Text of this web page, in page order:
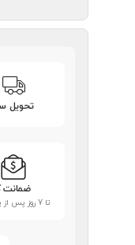
تحویل
ضمانت
تا 7 روز پس از پرداخت